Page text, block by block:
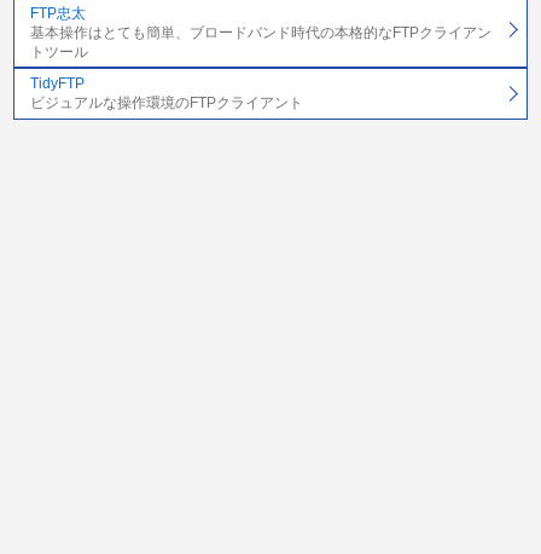
FTP忠太
基本操作はとても簡単、ブロードバンド時代の本格的なFTPクライアン
トツール
TidyFTP
ビジュアルな操作環境のFTPクライアント